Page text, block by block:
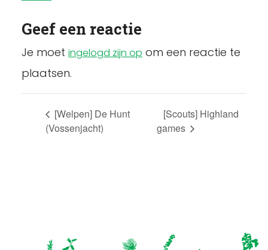
Geef een reactie
Je moet ingelogd zijn op om een reactie te
plaatsen.
[Welpen] De Hunt
(Vossenjacht)
[Scouts] Highland
games